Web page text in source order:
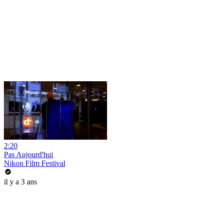
2:20
Pas Aujourd'hui
Nikon Film Festival
il y a 3 ans